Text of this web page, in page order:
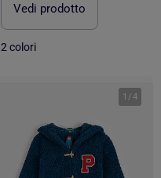
Vedi prodotto
2 colori
1 /4